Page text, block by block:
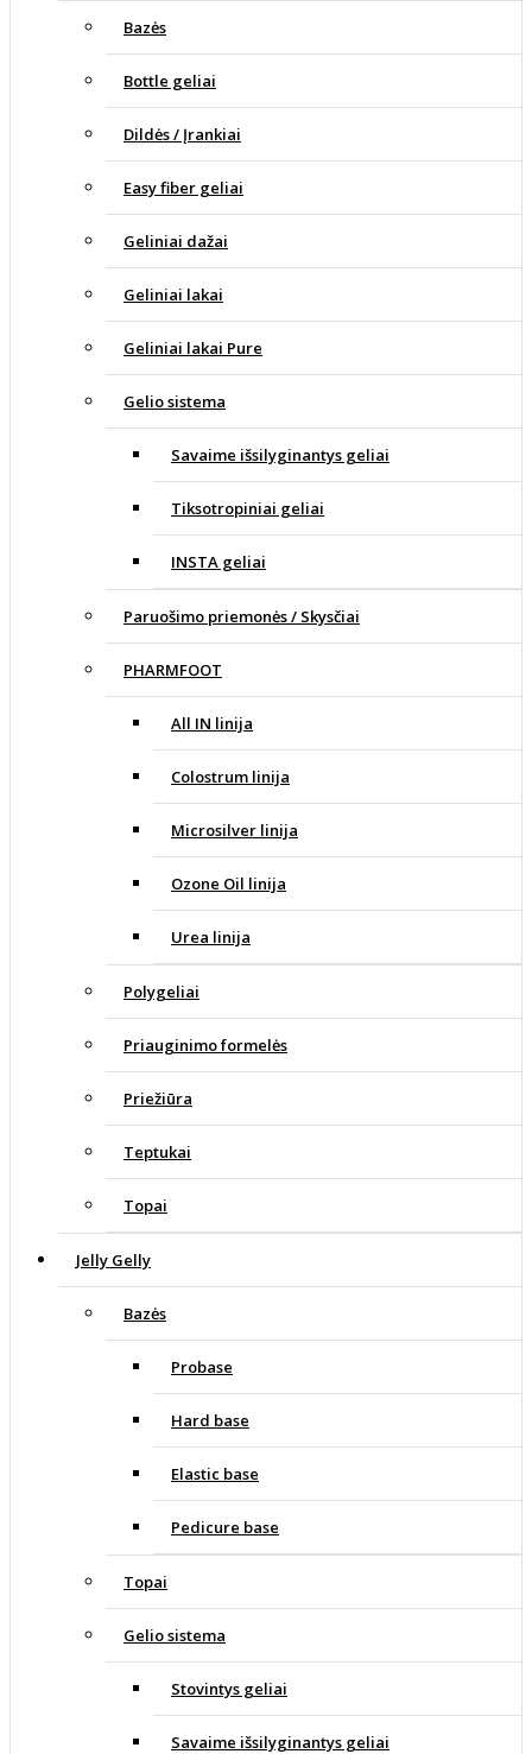
Bazės
Bottle geliai
Dildės / Įrankiai
Easy fiber geliai
Geliniai dažai
Geliniai lakai
Geliniai lakai Pure
Gelio sistema
Savaime išsilyginantys geliai
Tiksotropiniai geliai
INSTA geliai
Paruošimo priemonės / Skysčiai
PHARMFOOT
All IN linija
Colostrum linija
Microsilver linija
Ozone Oil linija
Urea linija
Polygeliai
Priauginimo formelės
Priežiūra
Teptukai
Topai
Jelly Gelly
Bazės
Probase
Hard base
Elastic base
Pedicure base
Topai
Gelio sistema
Stovintys geliai
Savaime išsilyginantys geliai